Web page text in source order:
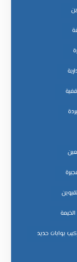
بوابات حديد